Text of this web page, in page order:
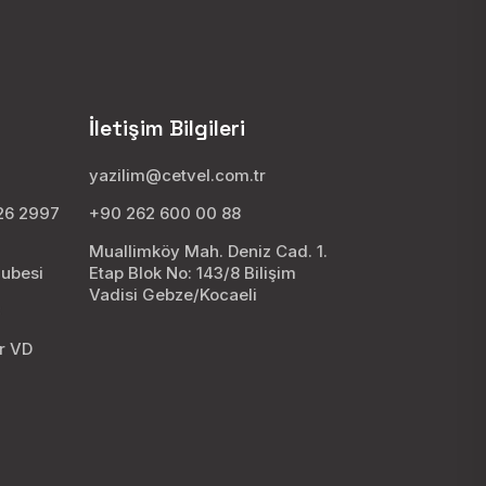
2997
VD
İletişim Bilgileri
yazilim@cetvel.com.tr
+90 262 600 00 88
Muallimköy Mah. Deniz Cad. 1.
Etap Blok No: 143/8 Bilişim
Vadisi Gebze/Kocaeli